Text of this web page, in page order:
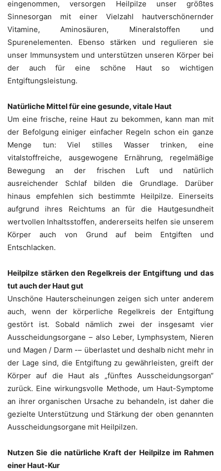
eingenommen, versorgen Heilpilze unser größtes
Sinnesorgan mit einer Vielzahl hautverschönernder
Vitamine, Aminosäuren, Mineralstoffen und
Spurenelementen. Ebenso stärken und regulieren sie
unser Immunsystem und unterstützen unseren Körper bei
der auch für eine schöne Haut so wichtigen
Entgiftungsleistung.
Natürliche Mittel für eine gesunde, vitale Haut
Um eine frische, reine Haut zu bekommen, kann man mit
der Befolgung einiger einfacher Regeln schon ein ganze
Menge tun: Viel stilles Wasser trinken, eine
vitalstoffreiche, ausgewogene Ernährung, regelmäßige
Bewegung an der frischen Luft und natürlich
ausreichender Schlaf bilden die Grundlage. Darüber
hinaus empfehlen sich bestimmte Heilpilze. Einerseits
aufgrund ihres Reichtums an für die Hautgesundheit
wertvollen Inhaltsstoffen, andererseits helfen sie unserem
Körper auch von Grund auf beim Entgiften und
Entschlacken.
Heilpilze stärken den Regelkreis der Entgiftung und das
tut auch der Haut gut
Unschöne Hauterscheinungen zeigen sich unter anderem
auch, wenn der körperliche Regelkreis der Entgiftung
gestört ist. Sobald nämlich zwei der insgesamt vier
Ausscheidungsorgane – also Leber, Lymphsystem, Nieren
und Magen / Darm -– überlastet und deshalb nicht mehr in
der Lage sind, die Entgiftung zu gewährleisten, greift der
Körper auf die Haut als „fünftes Ausscheidungsorgan“
zurück. Eine wirkungsvolle Methode, um Haut-Symptome
an ihrer organischen Ursache zu behandeln, ist daher die
gezielte Unterstützung und Stärkung der oben genannten
Ausscheidungsorgane mit Heilpilzen.
Nutzen Sie die natürliche Kraft der Heilpilze im Rahmen
einer Haut-Kur